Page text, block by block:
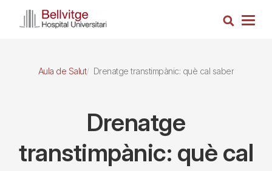
Cerca
Aula de Salut Drenatge transtimpànic: què cal saber
Drenatge
transtimpànic: què cal